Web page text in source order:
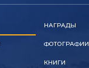
НАГРАДЫ
ФОТОГРАФИИ
КНИГИ